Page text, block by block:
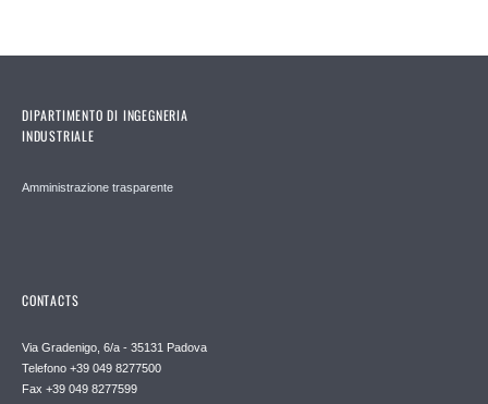
DIPARTIMENTO DI INGEGNERIA
INDUSTRIALE
Amministrazione trasparente
CONTACTS
Via Gradenigo, 6/a - 35131 Padova
Telefono +39 049 8277500
Fax +39 049 8277599